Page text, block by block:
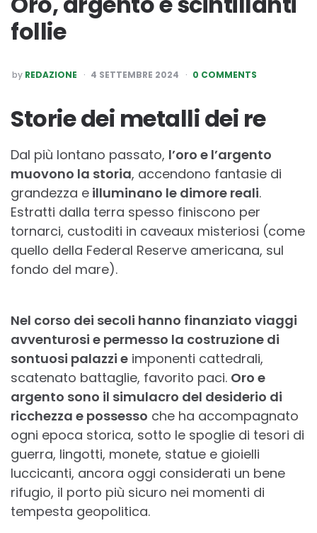
follie
POSTED
BY
by REDAZIONE 4 SETTEMBRE 2024 0 COMMENTS
Storie dei metalli dei re
Dal più lontano passato, l’oro e l’argento
muovono la storia, accendono fantasie di
grandezza e illuminano le dimore reali.
Estratti dalla terra spesso finiscono per
tornarci, custoditi in caveaux misteriosi (come
quello della Federal Reserve americana, sul
fondo del mare).
Nel corso dei secoli hanno finanziato viaggi
avventurosi e permesso la costruzione di
sontuosi palazzi e imponenti cattedrali,
scatenato battaglie, favorito paci. Oro e
argento sono il simulacro del desiderio di
ricchezza e possesso che ha accompagnato
ogni epoca storica, sotto le spoglie di tesori di
guerra, lingotti, monete, statue e gioielli
luccicanti, ancora oggi considerati un bene
rifugio, il porto più sicuro nei momenti di
tempesta geopolitica.